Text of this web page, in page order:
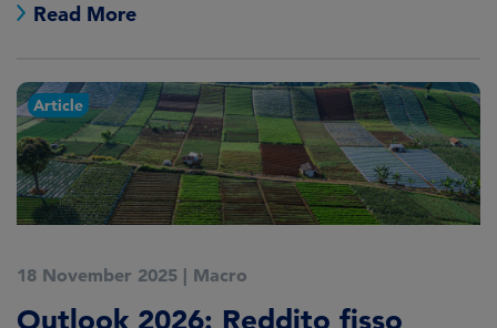
Read More
Article
18 November 2025 | Macro
Outlook 2026: Reddito fisso